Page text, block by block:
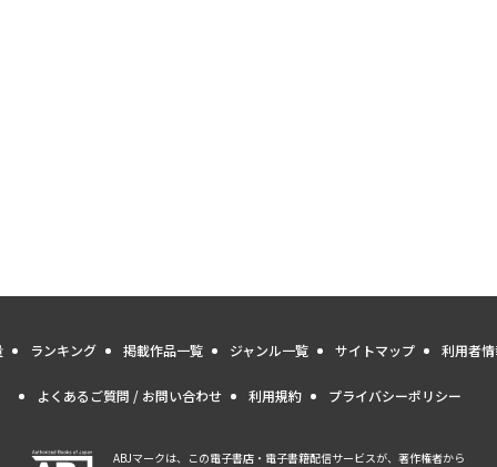
ランキング 掲載作品一覧 ジャンル一覧 サイトマップ 利用者
よくあるご質問 / お問い合わせ 利用規約 プライバシーポリシー
ABJマークは、この電子書店・電子書籍配信サービスが、著作権者から